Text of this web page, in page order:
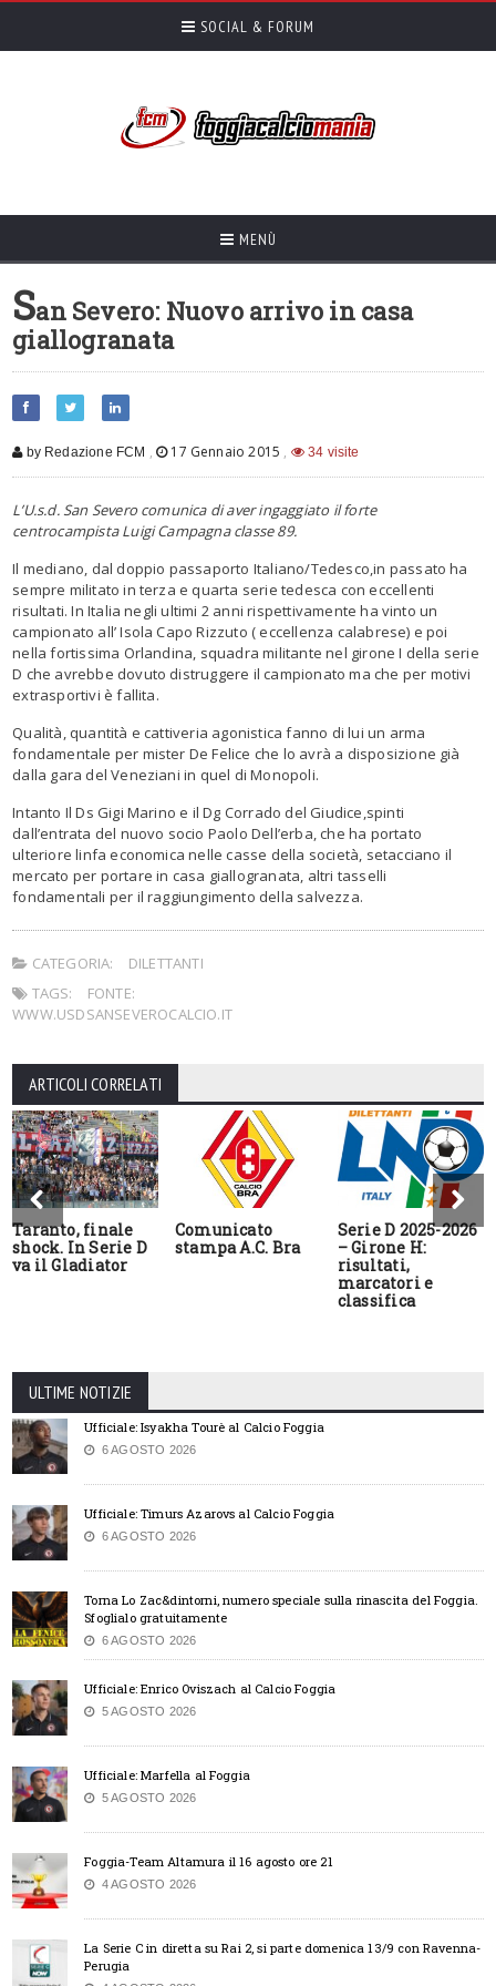
SOCIAL & FORUM
MENÙ
San Severo: Nuovo arrivo in casa
giallogranata
by Redazione FCM , 17 Gennaio 2015 , 34 visite
L’U.s.d. San Severo comunica di aver ingaggiato il forte
centrocampista Luigi Campagna classe 89.
Il mediano, dal doppio passaporto Italiano/Tedesco,in passato ha
sempre militato in terza e quarta serie tedesca con eccellenti
risultati. In Italia negli ultimi 2 anni rispettivamente ha vinto un
campionato all’ Isola Capo Rizzuto ( eccellenza calabrese) e poi
nella fortissima Orlandina, squadra militante nel girone I della serie
D che avrebbe dovuto distruggere il campionato ma che per motivi
extrasportivi è fallita.
Qualità, quantità e cattiveria agonistica fanno di lui un arma
fondamentale per mister De Felice che lo avrà a disposizione già
dalla gara del Veneziani in quel di Monopoli.
Intanto Il Ds Gigi Marino e il Dg Corrado del Giudice,spinti
dall’entrata del nuovo socio Paolo Dell’erba, che ha portato
ulteriore linfa economica nelle casse della società, setacciano il
mercato per portare in casa giallogranata, altri tasselli
fondamentali per il raggiungimento della salvezza.
CATEGORIA:
DILETTANTI
TAGS:
FONTE:
WWW.USDSANSEVEROCALCIO.IT
ARTICOLI CORRELATI
Taranto, finale
shock. In Serie D
va il Gladiator
Comunicato
stampa A.C. Bra
Serie D 2025-2026
– Girone H:
risultati,
marcatori e
classifica
ULTIME NOTIZIE
Ufficiale: Isyakha Tourè al Calcio Foggia
6 AGOSTO 2026
Ufficiale: Timurs Azarovs al Calcio Foggia
6 AGOSTO 2026
Torna Lo Zac&dintorni, numero speciale sulla rinascita del Foggia.
Sfoglialo gratuitamente
6 AGOSTO 2026
Ufficiale: Enrico Oviszach al Calcio Foggia
5 AGOSTO 2026
Ufficiale: Marfella al Foggia
5 AGOSTO 2026
Foggia-Team Altamura il 16 agosto ore 21
4 AGOSTO 2026
La Serie C in diretta su Rai 2, si parte domenica 13/9 con Ravenna-
Perugia